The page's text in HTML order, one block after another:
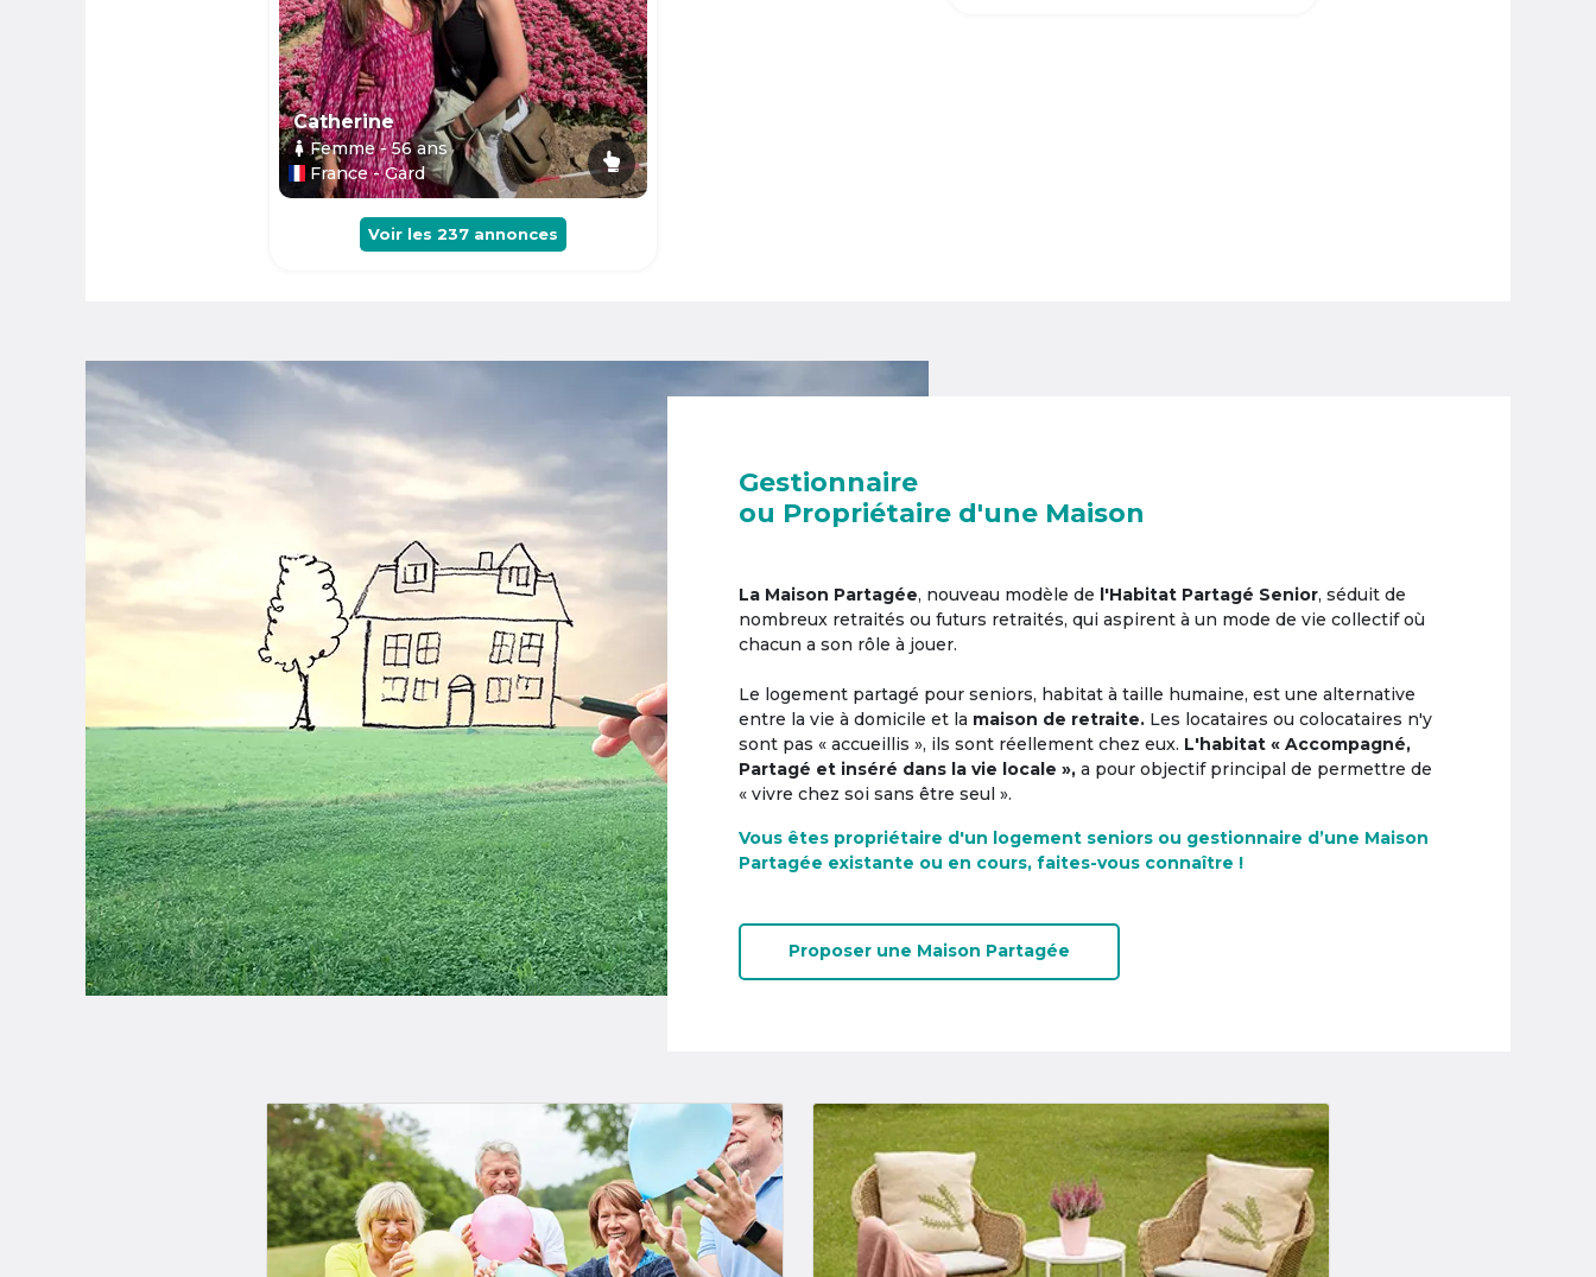
Catherine
Femme- 56ans
France - Gard
Voir les 237 annonces
Gestionnaire
ou Propriétaire d'une Maison
La Maison Partagée, nouveau modèle de l'Habitat Partagé Senior, séduit de
nombreux retraités ou futurs retraités, qui aspirent à un mode de vie collectif où
chacun a son rôle à jouer.
Le logement partagé pour seniors, habitat à taille humaine, est une alternative
entre la vie à domicile et la maison de retraite. Les locataires ou colocataires n'y
sont pas « accueillis », ils sont réellement chez eux. L'habitat « Accompagné,
Partagé et inséré dans la vie locale », a pour objectif principal de permettre de
« vivre chez soi sans être seul ».
Vous êtes propriétaire d'un logement seniors ou gestionnaire d’une Maison
Partagée existante ou en cours, faites-vous connaître !
Proposer une Maison Partagée